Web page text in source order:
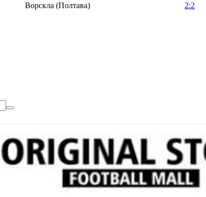
Ворскла (Полтава) 2:2